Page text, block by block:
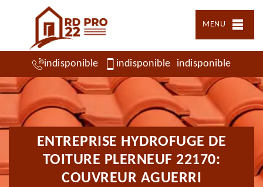
MENU
indisponible indisponible indisponible
ENTREPRISE HYDROFUGE DE
TOITURE PLERNEUF 22170:
COUVREUR AGUERRI